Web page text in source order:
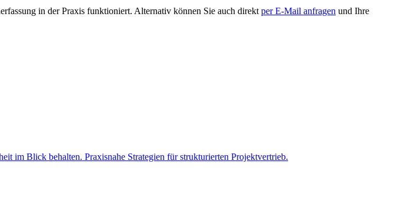
in der Praxis funktioniert. Alternativ können Sie auch direkt per E-Mail anfragen und Ihre
im Blick behalten. Praxisnahe Strategien für strukturierten Projektvertrieb.